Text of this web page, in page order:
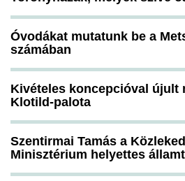
Óvodákat mutatunk be a
számában
Kivételes koncepcióval újult
Klotild-palota
Szentirmai Tamás a
Minisztérium helyettes